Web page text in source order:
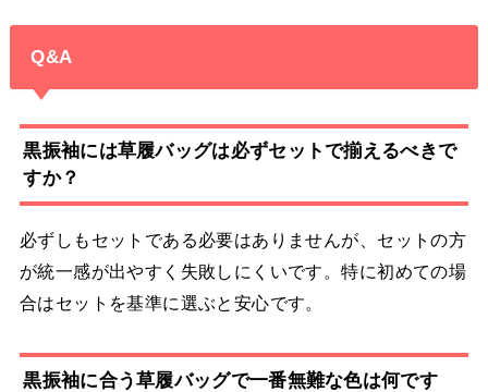
Q&A
黒振袖には草履バッグは必ずセットで揃えるべきで
すか？
必ずしもセットである必要はありませんが、セットの方
が統一感が出やすく失敗しにくいです。特に初めての場
合はセットを基準に選ぶと安心です。
黒振袖に合う草履バッグで一番無難な色は何です